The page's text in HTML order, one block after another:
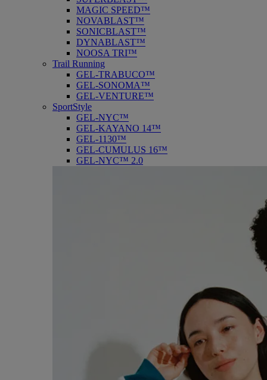
MAGIC SPEED™
NOVABLAST™
SONICBLAST™
DYNABLAST™
NOOSA TRI™
Trail Running
GEL-TRABUCO™
GEL-SONOMA™
GEL-VENTURE™
SportStyle
GEL-NYC™
GEL-KAYANO 14™
GEL-1130™
GEL-CUMULUS 16™
GEL-NYC™ 2.0